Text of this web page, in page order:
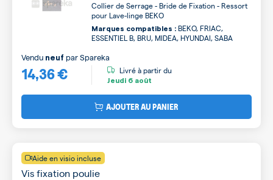
Collier de Serrage - Bride de Fixation - Ressort
pour Lave-linge BEKO
Marques compatibles : BEKO, FRIAC,
ESSENTIEL B, BRU, MIDEA, HYUNDAI, SABA
14,36 €
Vendu neuf parSpareka
Livré à partir du
Jeudi 6 août
AJOUTER AU PANIER
Aide en visio incluse
Vis fixation poulie